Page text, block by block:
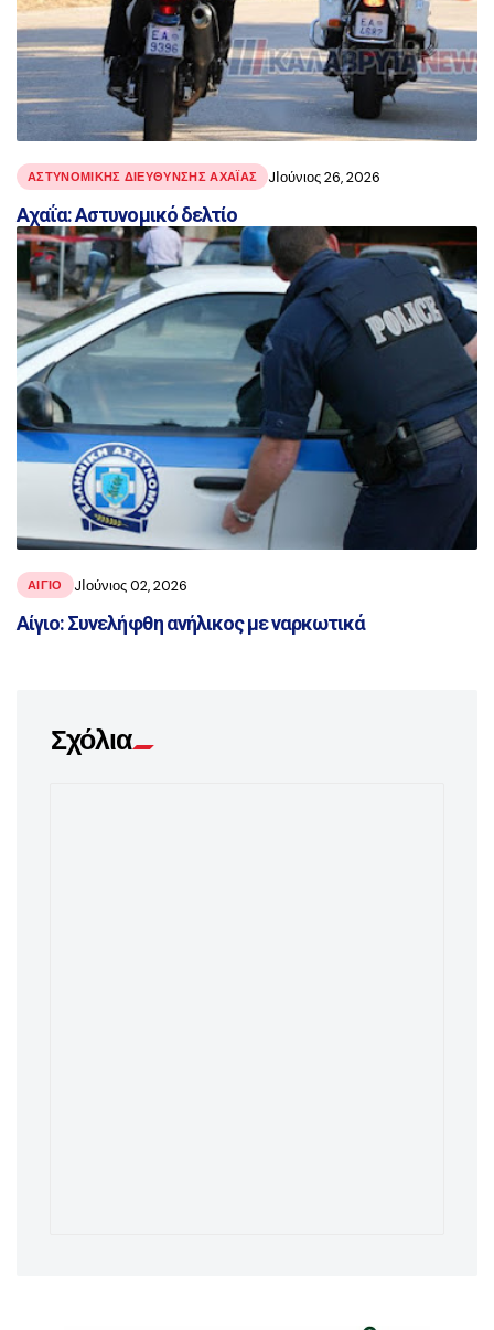
ΑΣΤΥΝΟΜΙΚΉΣ ΔΙΕΎΘΥΝΣΗΣ ΑΧΑΪ́ΑΣ JΙούνιος 26, 2026
Αχαΐα: Αστυνομικό δελτίο
ΑΙΓΙΟ JΙούνιος 02, 2026
Αίγιο: Συνελήφθη ανήλικος με ναρκωτικά
Σχόλια